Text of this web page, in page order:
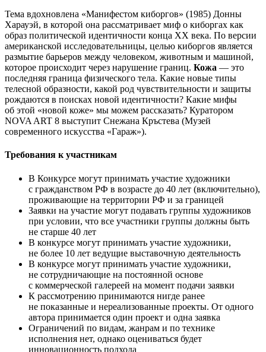
Тема вдохновлена «Манифестом киборгов» (1985) Донны
Харауэй, в которой она рассматривает миф о киборгах как
образ политической идентичности конца ХХ века. По версии
американской исследовательницы, целью киборгов является
размытие барьеров между человеком, животным и машиной,
которое происходит через нарушение границ. Кожа — это
последняя граница физического тела. Какие новые типы
телесной образности, какой род чувствительности и защиты
рождаются в поисках новой идентичности? Какие мифы
об этой «новой коже» мы можем рассказать? Куратором
NOVA ART 8 выступит Снежана Кръстева (Музей
современного искусства «Гараж»).
Требования к участникам
В Конкурсе могут принимать участие художники
с гражданством РФ в возрасте до 40 лет (включительно),
проживающие на территории РФ и за границей
Заявки на участие могут подавать группы художников
при условии, что все участники группы должны быть
не старше 40 лет
В конкурсе могут принимать участие художники,
не более 10 лет ведущие выставочную деятельность
В конкурсе могут принимать участие художники,
не сотрудничающие на постоянной основе
с коммерческой галереей на момент подачи заявки
К рассмотрению принимаются нигде ранее
не показанные и нереализованные проекты. От одного
автора принимается один проект и одна заявка
Ограничений по видам, жанрам и по технике
исполнения нет, однако оцениваться будет
инновационность подхода